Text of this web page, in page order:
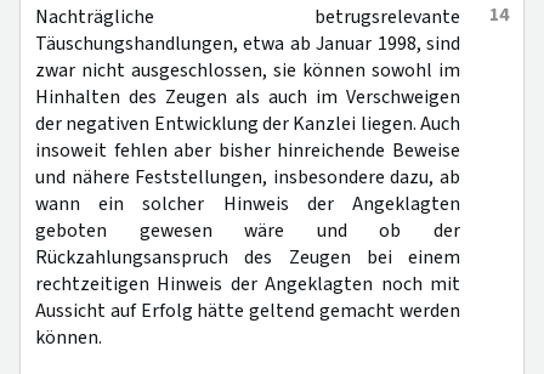
14
Nachträgliche betrugsrelevante
Täuschungshandlungen, etwa ab Januar 1998, sind
zwar nicht ausgeschlossen, sie können sowohl im
Hinhalten des Zeugen als auch im Verschweigen
der negativen Entwicklung der Kanzlei liegen. Auch
insoweit fehlen aber bisher hinreichende Beweise
und nähere Feststellungen, insbesondere dazu, ab
wann ein solcher Hinweis der Angeklagten
geboten gewesen wäre und ob der
Rückzahlungsanspruch des Zeugen bei einem
rechtzeitigen Hinweis der Angeklagten noch mit
Aussicht auf Erfolg hätte geltend gemacht werden
können.